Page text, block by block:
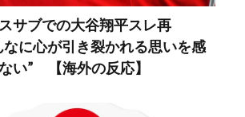
サブでの大谷翔平スレ再
に心が引き裂かれる思いを感
い” 【海外の反応】